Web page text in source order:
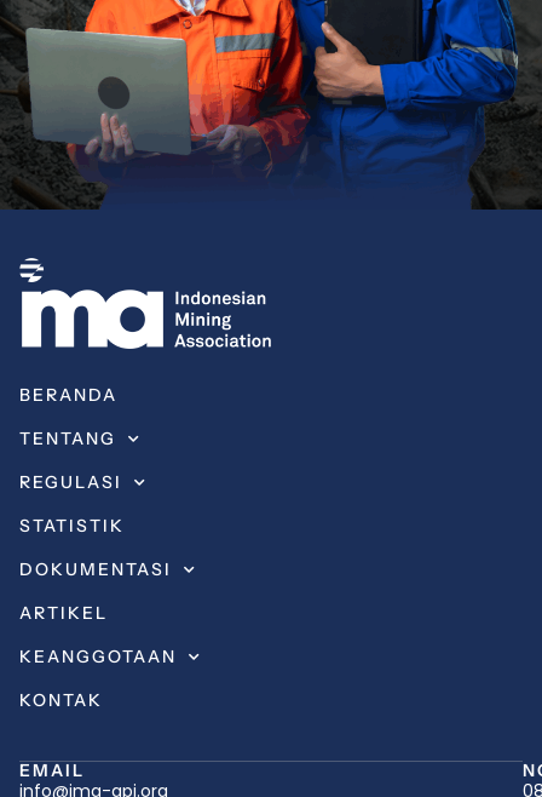
BERANDA
TENTANG
REGULASI
STATISTIK
DOKUMENTASI
ARTIKEL
KEANGGOTAAN
KONTAK
EMAIL
info@ima-api.org